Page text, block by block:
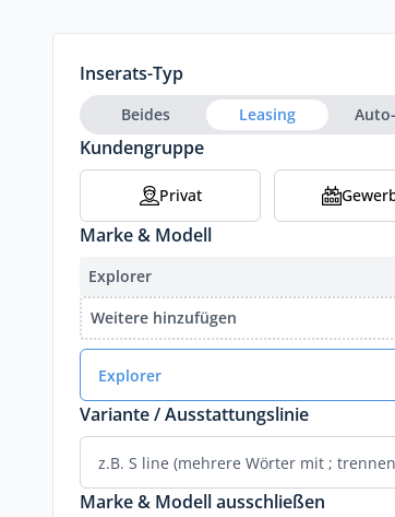
Inserats-Typ
Beides Leasing
Kundengruppe
Privat
Marke & Modell
Explorer
Weitere hinzufügen
Explorer
Variante / Ausstattungslinie
Marke & Modell ausschließen